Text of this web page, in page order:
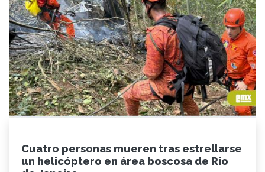
Cuatro personas mueren tras estrellarse
un helicóptero en área boscosa de Río